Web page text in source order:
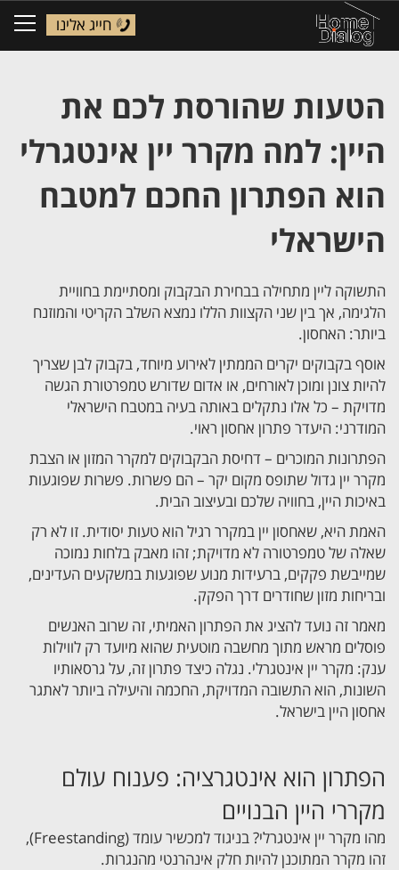
חייג אלינו
הטעות שהורסת לכם את
היין: למה מקרר יין אינטגרלי
הוא הפתרון החכם למטבח
הישראלי
התשוקה ליין מתחילה בבחירת הבקבוק ומסתיימת בחוויית
הלגימה, אך בין שני הקצוות הללו נמצא השלב הקריטי והמוזנח
ביותר: האחסון.
אוסף בקבוקים יקרים הממתין לאירוע מיוחד, בקבוק לבן שצריך
להיות צונן ומוכן לאורחים, או אדום שדורש טמפרטורת הגשה
מדויקת – כל אלו נתקלים באותה בעיה במטבח הישראלי
המודרני: היעדר פתרון אחסון ראוי.
הפתרונות המוכרים – דחיסת הבקבוקים למקרר המזון או הצבת
מקרר יין גדול שתופס מקום יקר – הם פשרות. פשרות שפוגעות
באיכות היין, בחוויה שלכם ובעיצוב הבית.
האמת היא, שאחסון יין במקרר רגיל הוא טעות יסודית. זו לא רק
שאלה של טמפרטורה לא מדויקת; זהו מאבק בלחות נמוכה
שמייבשת פקקים, ברעידות מנוע שפוגעות במשקעים העדינים,
ובריחות מזון שחודרים דרך הפקק.
מאמר זה נועד להציג את הפתרון האמיתי, זה שרוב האנשים
פוסלים מראש מתוך מחשבה מוטעית שהוא מיועד רק לווילות
ענק: מקרר יין אינטגרלי. נגלה כיצד פתרון זה, על גרסאותיו
השונות, הוא התשובה המדויקת, החכמה והיעילה ביותר לאתגר
אחסון היין בישראל.
הפתרון הוא אינטגרציה: פענוח עולם
מקררי היין הבנויים
מהו מקרר יין אינטגרלי? בניגוד למכשיר עומד (Freestanding),
זהו מקרר המתוכנן להיות חלק אינהרנטי מהנגרות.